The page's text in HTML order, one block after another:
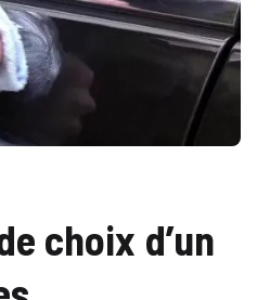
choix d’un